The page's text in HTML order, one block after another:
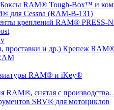
Боксы RAM® Tough-Box™ и
для Cessna (RAM-B-131)
креплений RAM® PRESS-
Крепеж RAM®
RAM® и iKey®
RAM®, снятая с
SBV® для мотоциклов